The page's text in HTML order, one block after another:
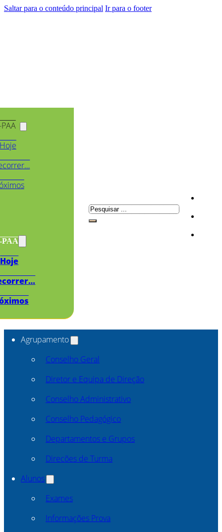
Saltar para o conteúdo principal Ir para o footer
PAA
Hoje
Pesquisar
Agrupamento
Conselho Geral
Diretor e Equipa de Direção
Conselho Administrativo
Conselho Pedagógico
Departamentos e Grupos
Direcões de Turma
Alunos
Exames
Informações Prova